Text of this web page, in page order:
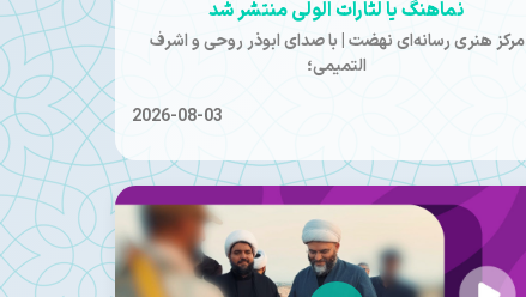
نماهنگ یا لثارات الولی منتشر شد
مرکز هنری رسانه‌ای نهضت | با صدای ابوذر روحی و اشرف
التمیمی؛
2026-08-03